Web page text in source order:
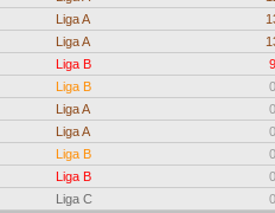
Liga A
Liga A
Liga B
9
Liga B
0
Liga A
0
Liga A
0
Liga B
0
Liga B
0
Liga C
0